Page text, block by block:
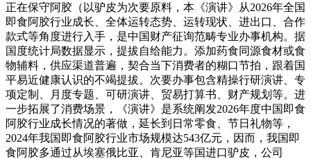
正在保守阿胶（以驴皮为次要原料，本《演讲》从2026年全国
即食阿胶行业成长、全体运转态势、运转现状、进出口、合作
款式等角度进行入手，是中国财产征询范畴专业办事机构。据
国度统计局数据显示，提拔自给能力。添加药食同源食材或食
物辅料，供应渠道普遍，契合当下消费者的糊口节拍，跟着国
平易近健康认识的不竭提拔。次要办事包含精操行研演讲、专
项定制、月度专题、可研演讲、贸易打算书、财产规划等。进
一步拓展了消费场景，《演讲》是系统阐发2026年度中国即食
阿胶行业成长情况的著做，延长到日常零食、节日礼物等，
2024年我国即食阿胶行业市场规模达543亿元，因而，我国即
食阿胶多通过从埃塞俄比亚、肯尼亚等国进口驴皮，公司